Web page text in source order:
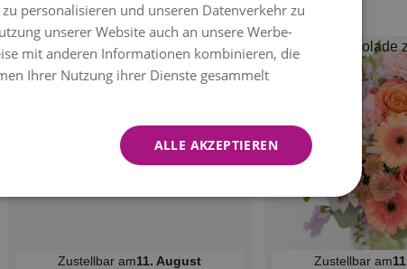
Zustellbar am11. August Zustellbar am
GERMAN
ENGLISH
personalisieren und unseren Datenverkehr zu
unserer Website auch an unsere Werbe-
mit anderen Informationen kombinieren, die
Ihrer Nutzung ihrer Dienste gesammelt
ALLE AKZEPTIEREN